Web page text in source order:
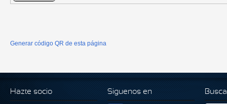
Generar código QR de esta página
Hazte socio Siguenos en